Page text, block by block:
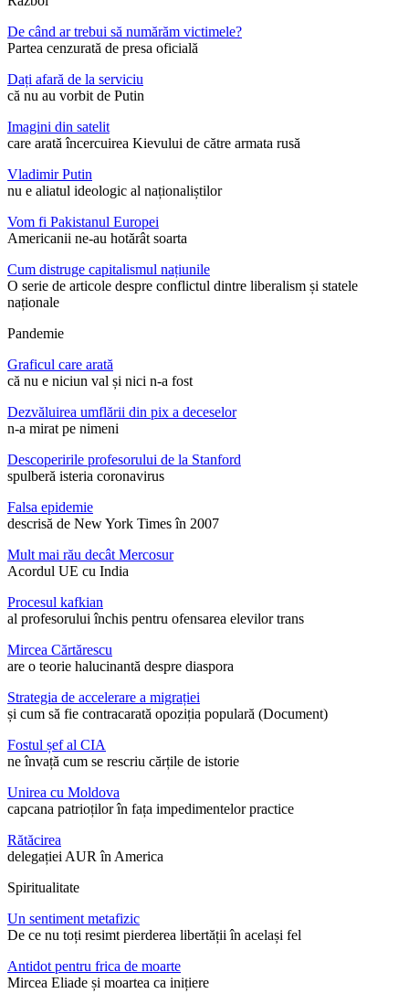
De când ar trebui să numărăm victimele?
Partea cenzurată de presa oficială
Dați afară de la serviciu
că nu au vorbit de Putin
Imagini din satelit
care arată încercuirea Kievului de către armata rusă
Vladimir Putin
nu e aliatul ideologic al naționaliștilor
Vom fi Pakistanul Europei
Americanii ne-au hotărât soarta
Cum distruge capitalismul națiunile
O serie de articole despre conflictul dintre liberalism și statele
naționale
Pandemie
Graficul care arată
că nu e niciun val și nici n-a fost
Dezvăluirea umflării din pix a deceselor
n-a mirat pe nimeni
Descoperirile profesorului de la Stanford
spulberă isteria coronavirus
Falsa epidemie
descrisă de New York Times în 2007
Mult mai rău decât Mercosur
Acordul UE cu India
Procesul kafkian
al profesorului închis pentru ofensarea elevilor trans
Mircea Cărtărescu
are o teorie halucinantă despre diaspora
Strategia de accelerare a migrației
și cum să fie contracarată opoziția populară (Document)
Fostul șef al CIA
ne învață cum se rescriu cărțile de istorie
Unirea cu Moldova
capcana patrioților în fața impedimentelor practice
Rătăcirea
delegației AUR în America
Spiritualitate
Un sentiment metafizic
De ce nu toți resimt pierderea libertății în același fel
Antidot pentru frica de moarte
Mircea Eliade și moartea ca inițiere